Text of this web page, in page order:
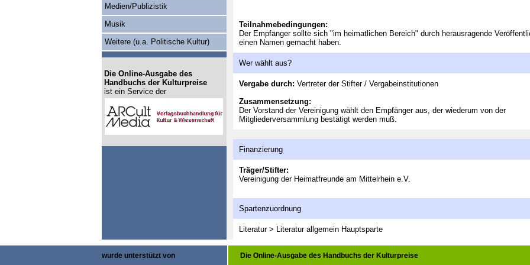
Teilnahmebedingungen:
Der Empfänger sollte sich "im heimatlichen Bereich" durch herausragende
einen Namen gemacht haben.
Wer wählt aus?
Vergabe durch: Vertreter der Stifter / Vergabeinstitutionen
Zusammensetzung:
Der Vorstand der Vereinigung wählt den Empfänger aus, der wiederum von der
Mitgliederversammlung bestätigt werden muß.
Finanzierung
Träger/Stifter:
Vereinigung der Heimatfreunde am Mittelrhein e.V.
Spartenzuordnung
Literatur > Literatur allgemein Hauptsparte
Medien/Publizistik
Musik
Weitere (u.a. Politische Kultur)
Die Online-Ausgabe des
Handbuchs der Kulturpreise
ist ein Service der
wurde unterstützt von Die Online-Ausgabe des Handbuchs der Kulturpreise